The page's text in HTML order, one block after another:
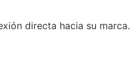
directa hacia su marca.